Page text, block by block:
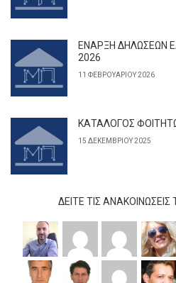
ΕΝΑΡΞΗ ΔΗΛΩΣΕΩΝ
2026
11 ΦΕΒΡΟΥΑΡΊΟΥ 2026
ΚΑΤΑΛΟΓΟΣ
15 ΔΕΚΕΜΒΡΊΟΥ 2025
ΔΕΊΤΕ ΤΙΣ